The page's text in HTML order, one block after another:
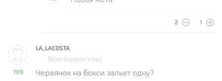
-
2 1
709
-
LA_LACOSTA
Talon Esports s fan
Червячок на бокси зальет одну?